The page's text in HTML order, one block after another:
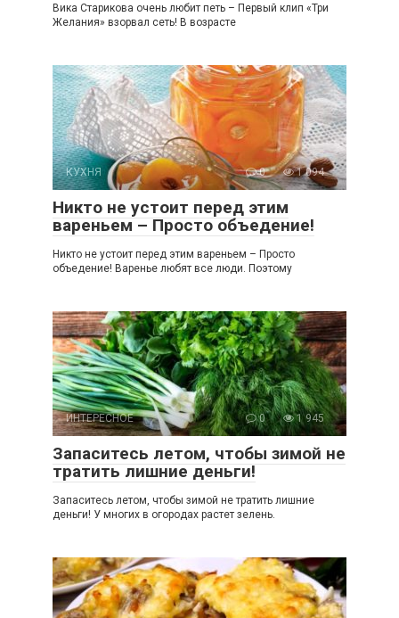
Вика Старикова очень любит петь – Первый клип «Три
Желания» взорвал сеть! В возрасте
КУХНЯ 0 1 094
Никто не устоит перед этим
вареньем – Просто объедение!
Никто не устоит перед этим вареньем – Просто
объедение! Варенье любят все люди. Поэтому
ИНТЕРЕСНОЕ 0 1 945
Запаситесь летом, чтобы зимой не
тратить лишние деньги!
Запаситесь летом, чтобы зимой не тратить лишние
деньги! У многих в огородах растет зелень.